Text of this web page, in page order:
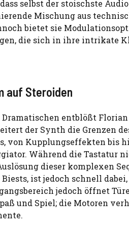
selbst der stoischste
Mischung aus
bietet sie
die sich in ihre intrikate
auf Steroiden
entblößt
der Synth die Grenzen
von Kupplungseffekten bis
Während die
dieser komplexen
ist jedoch schnell
jedoch öffnet
und Spiel; die Motoren